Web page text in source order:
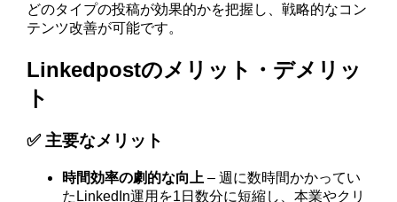
どのタイプの投稿が効果的かを把握し、戦略的なコン
テンツ改善が可能です。
Linkedpostのメリット・デメリッ
ト
✅ 主要なメリット
時間効率の劇的な向上 – 週に数時間かかってい
たLinkedIn運用を1日数分に短縮し、本業やクリ